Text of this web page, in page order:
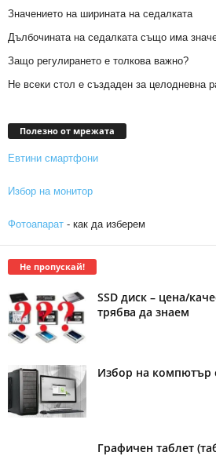
Значението на ширината на седалката
Дълбочината на седалката също има
Защо регулирането е толкова важно?
Не всеки стол е създаден за целодневна
Полезно от мрежата
Евтини смартфони
Избор на монитор
Фотоапарат - как да изберем
Не пропускай!
SSD диск – цена/
трябва да знаем
Избор на компютър
Графичен таблет